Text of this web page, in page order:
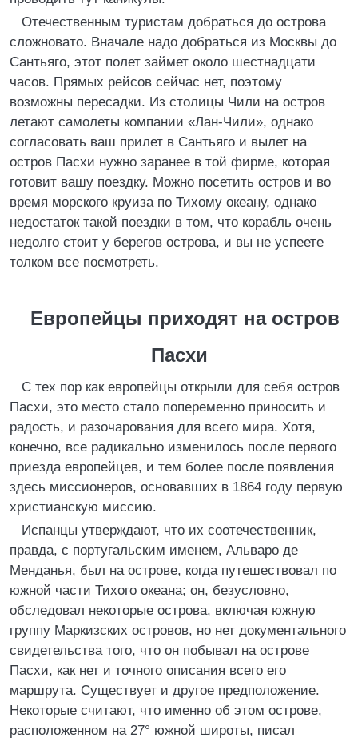
Отечественным туристам добраться до острова
сложновато. Вначале надо добраться из Москвы до
Сантьяго, этот полет займет около шестнадцати
часов. Прямых рейсов сейчас нет, поэтому
возможны пересадки. Из столицы Чили на остров
летают самолеты компании «Лан-Чили», однако
согласовать ваш прилет в Сантьяго и вылет на
остров Пасхи нужно заранее в той фирме, которая
готовит вашу поездку. Можно посетить остров и во
время морского круиза по Тихому океану, однако
недостаток такой поездки в том, что корабль очень
недолго стоит у берегов острова, и вы не успеете
толком все посмотреть.
Европейцы приходят на остров
Пасхи
С тех пор как европейцы открыли для себя остров
Пасхи, это место стало попеременно приносить и
радость, и разочарования для всего мира. Хотя,
конечно, все радикально изменилось после первого
приезда европейцев, и тем более после появления
здесь миссионеров, основавших в 1864 году первую
христианскую миссию.
Испанцы утверждают, что их соотечественник,
правда, с португальским именем, Альваро де
Менданья, был на острове, когда путешествовал по
южной части Тихого океана; он, безусловно,
обследовал некоторые острова, включая южную
группу Маркизских островов, но нет документального
свидетельства того, что он побывал на острове
Пасхи, как нет и точного описания всего его
маршрута. Существует и другое предположение.
Некоторые считают, что именно об этом острове,
расположенном на 27° южной широты, писал